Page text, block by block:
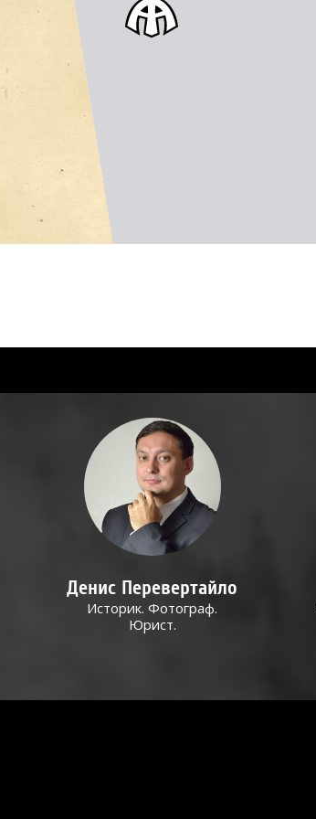
Денис Перевертайло
Историк. Фотограф.
Юрист.